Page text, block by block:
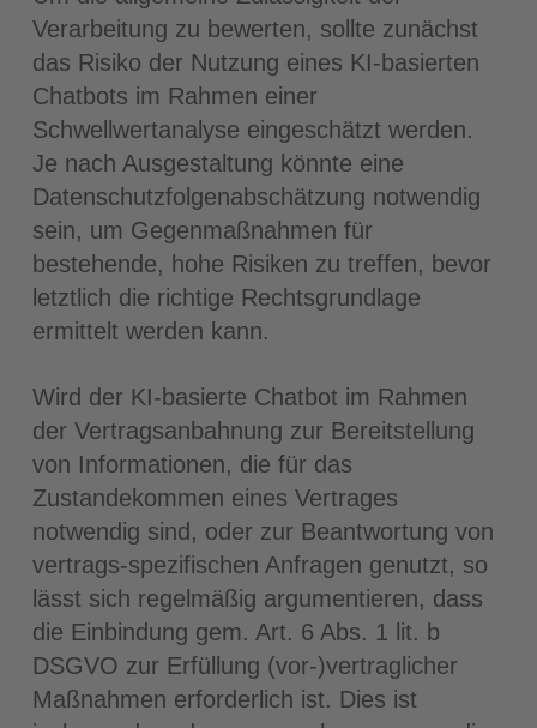
Verarbeitung zu bewerten, sollte zunächst
das Risiko der Nutzung eines KI-basierten
Chatbots im Rahmen einer
Schwellwertanalyse eingeschätzt werden.
Je nach Ausgestaltung könnte eine
Datenschutzfolgenabschätzung notwendig
sein, um Gegenmaßnahmen für
bestehende, hohe Risiken zu treffen, bevor
letztlich die richtige Rechtsgrundlage
ermittelt werden kann.
Wird der KI-basierte Chatbot im Rahmen
der Vertragsanbahnung zur Bereitstellung
von Informationen, die für das
Zustandekommen eines Vertrages
notwendig sind, oder zur Beantwortung von
vertrags-spezifischen Anfragen genutzt, so
lässt sich regelmäßig argumentieren, dass
die Einbindung gem. Art. 6 Abs. 1 lit. b
DSGVO zur Erfüllung (vor-)vertraglicher
Maßnahmen erforderlich ist. Dies ist